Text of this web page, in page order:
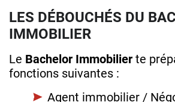
LES DÉBOUCHÉS DU
IMMOBILIER
Le Bachelor Immobilier te
fonctions suivantes :
Agent immobilier /